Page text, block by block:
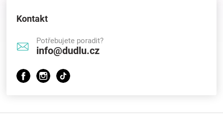
Kontakt
Potřebujete poradit?
info@dudlu.cz